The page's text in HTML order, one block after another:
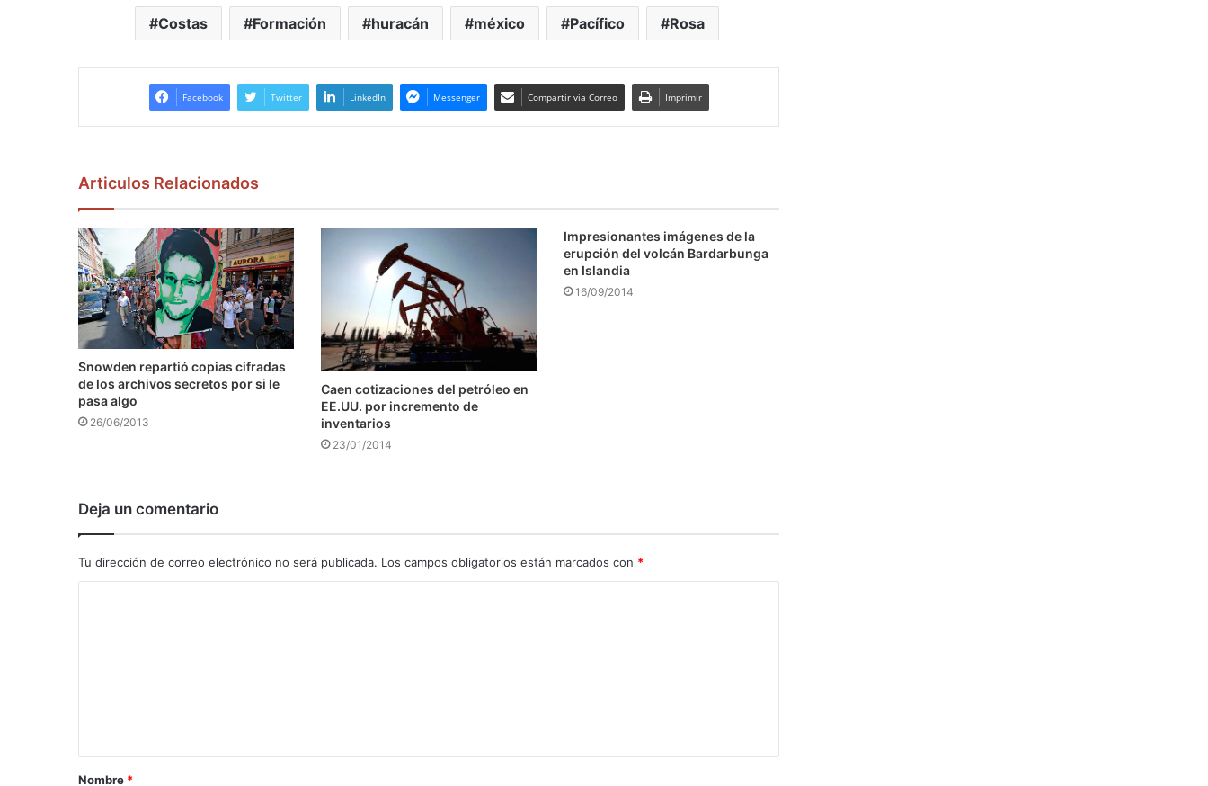
Costas Formación huracán méxico Pacífico Rosa
Facebook Twitter LinkedIn Messenger Compartir via Correo Imprimir
Articulos Relacionados
Snowden repartió copias cifradas
de los archivos secretos por si le
pasa algo
26/06/2013
Caen cotizaciones del petróleo en
EE.UU. por incremento de
inventarios
23/01/2014
Impresionantes imágenes de la
erupción del volcán Bardarbunga
en Islandia
16/09/2014
Deja un comentario
Tu dirección de correo electrónico no será publicada. Los campos obligatorios están marcados con *
a
r
Nombre *